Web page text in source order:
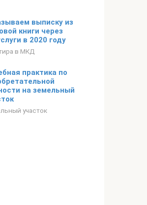
выписку из
книги через
в 2020 году
в МКД
практика по
на земельный
участок